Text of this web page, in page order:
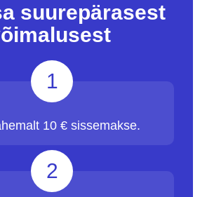
suurepärasest
1
10 € sissemakse.
2